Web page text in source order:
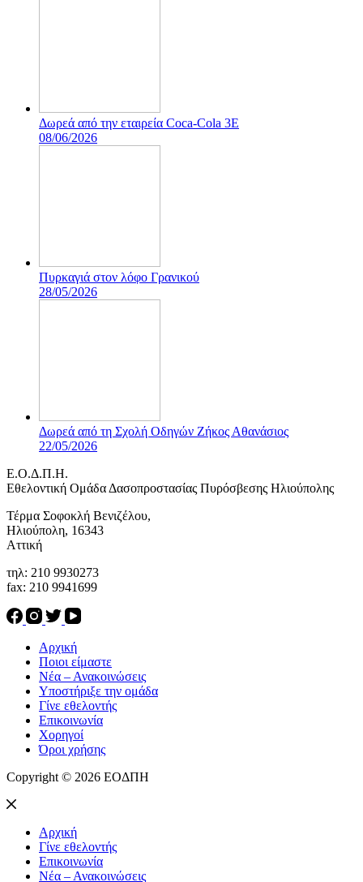
Δωρεά από την εταιρεία Coca-Cola 3E
08/06/2026
Πυρκαγιά στον λόφο Γρανικού
28/05/2026
Δωρεά από τη Σχολή Οδηγών Ζήκος Αθανάσιος
22/05/2026
Ε.Ο.Δ.Π.Η.
Eθελοντική Ομάδα Δασοπροστασίας Πυρόσβεσης Ηλιούπολης
Τέρμα Σοφοκλή Βενιζέλου,
Ηλιούπολη, 16343
Αττική
τηλ: 210 9930273
fax: 210 9941699
Αρχική
Ποιοι είμαστε
Νέα – Ανακοινώσεις
Υποστήριξε την ομάδα
Γίνε εθελοντής
Επικοινωνία
Χορηγοί
Όροι χρήσης
Copyright © 2026 ΕΟΔΠΗ
Αρχική
Γίνε εθελοντής
Επικοινωνία
Νέα – Ανακοινώσεις